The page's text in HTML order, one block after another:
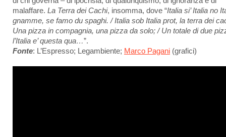
malaffare. La Terra dei Cachi, insomma, dove “Italia si’ Italia no
gnamme, se famo du spaghi. / Italia sob Italia prot, la terra dei
Una pizza in compagnia, una pizza da solo; / Un totale di due
l’Italia e’ questa qua…”.
Fonte: L’Espresso; Legambiente; Marco Pagani (grafici)